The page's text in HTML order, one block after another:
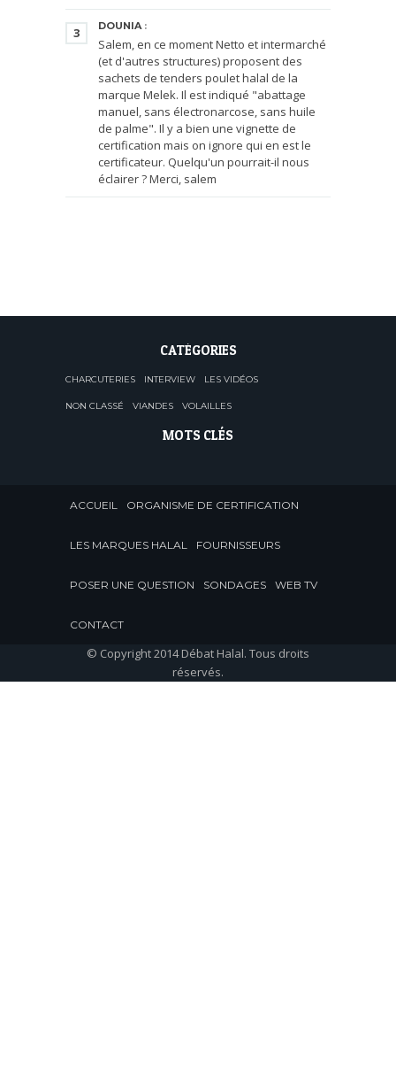
3 DOUNIA :
Salem, en ce moment Netto et intermarché
(et d'autres structures) proposent des
sachets de tenders poulet halal de la
marque Melek. Il est indiqué "abattage
manuel, sans électronarcose, sans huile
de palme". Il y a bien une vignette de
certification mais on ignore qui en est le
certificateur. Quelqu'un pourrait-il nous
éclairer ? Merci, salem
CATÉGORIES
CHARCUTERIES INTERVIEW LES VIDÉOS
NON CLASSÉ VIANDES VOLAILLES
MOTS CLÉS
ACCUEIL ORGANISME DE CERTIFICATION
LES MARQUES HALAL FOURNISSEURS
POSER UNE QUESTION SONDAGES WEB TV
CONTACT
© Copyright 2014 Débat Halal. Tous droits
réservés.